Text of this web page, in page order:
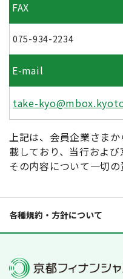
FAX
075-934-2234
E-mail
take-
上記は、会員企業さま
載しており、当行および
その内容について一切の
各種規約・方針について